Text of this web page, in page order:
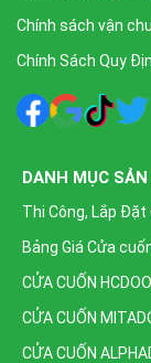
Chính sách vận
Chính Sách Quy
DANH MỤC
Thi Công, Lắp Đặt
Bảng Giá Cửa
CỬA CUỐN
CỬA CUỐN
CỬA CUỐN